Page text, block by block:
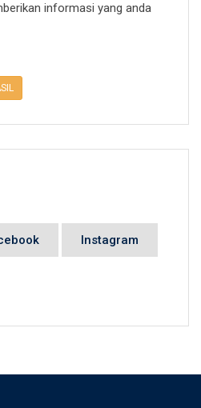
informasi yang anda
Instagram